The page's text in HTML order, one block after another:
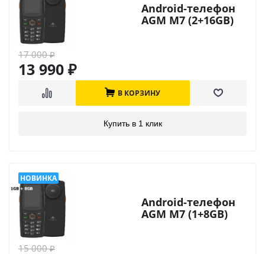
Android-телефон
AGM M7 (2+16GB)
17 000₽
13 990 ₽
В КОРЗИНУ
Купить в 1 клик
Android-телефон
AGM M7 (1+8GB)
15 000₽